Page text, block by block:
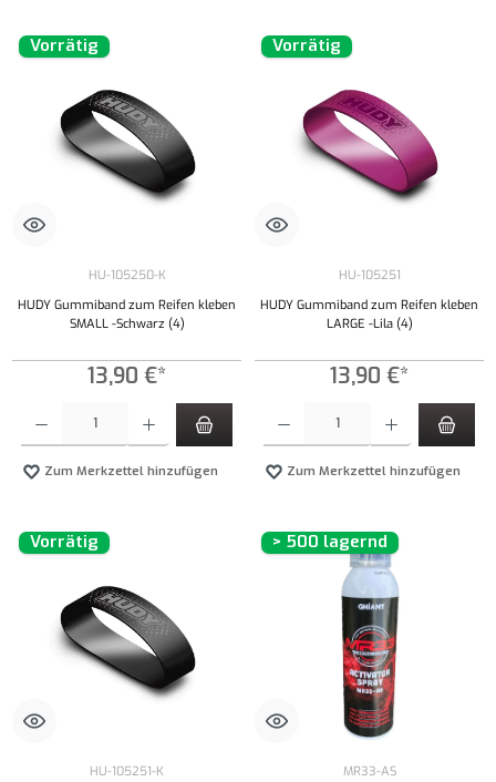
Vorrätig
HU-105250-K
HUDY Gummiband zum Reifen kleben
SMALL -Schwarz (4)
13,90 €*
Zum Merkzettel hinzufügen
Vorrätig
HU-105251
HUDY Gummiband zum Reifen kleben
LARGE -Lila (4)
13,90 €*
Zum Merkzettel hinzufügen
Vorrätig
HU-105251-K
> 500 lagernd
MR33-AS